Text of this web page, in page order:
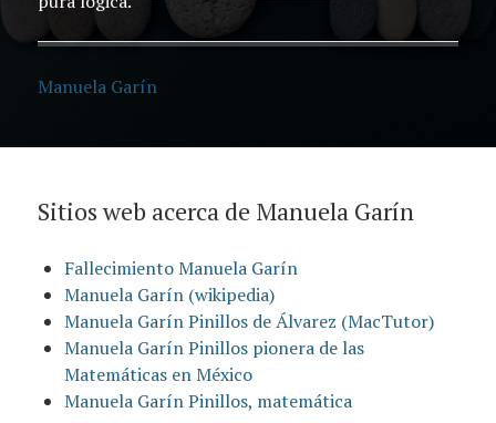
Manuela Garín
Sitios web acerca de Manuela Garín
Fallecimiento Manuela Garín
Manuela Garín (wikipedia)
Manuela Garín Pinillos de Álvarez (MacTutor)
Manuela Garín Pinillos pionera de las
Matemáticas en México
Manuela Garín Pinillos, matemática